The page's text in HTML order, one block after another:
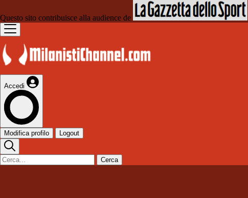
Questo sito contribuisce alla audience de
Accedi
Modifica profilo Logout
Cerca